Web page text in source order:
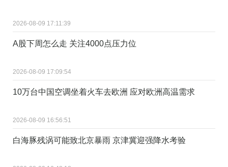
2026-08-09 17:11:39
A股下周怎么走 关注4000点压力位
2026-08-09 17:09:54
10万台中国空调坐着火车去欧洲 应对欧洲高温需求
2026-08-09 16:56:51
白海豚残涡可能致北京暴雨 京津冀迎强降水考验